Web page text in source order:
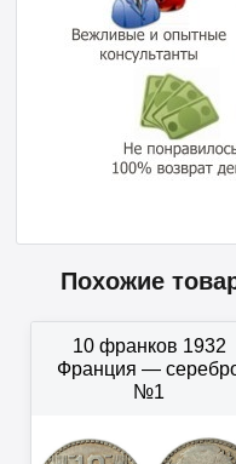
Похожие
10 франков 1932
Франция —
№1